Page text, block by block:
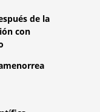
de la
con